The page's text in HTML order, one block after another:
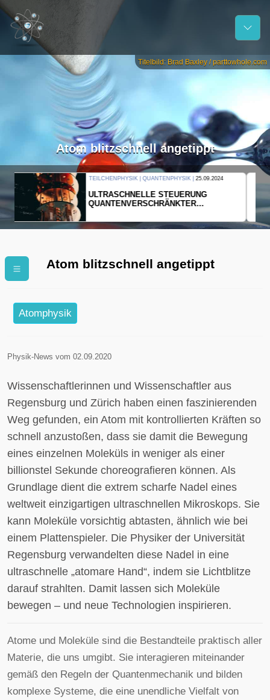
Titelbild: Brad Baxley / parttowhole.com
Atom blitzschnell angetippt
THERMODYNAMIK | WELLENLEHRE |23.09.2024
FORSCHER ERZEUGEN
EINDIMENSIONALES GAS AUS LICHT
Atom blitzschnell angetippt
Atomphysik
Physik-News vom 02.09.2020
Wissenschaftlerinnen und Wissenschaftler aus
Regensburg und Zürich haben einen faszinierenden
Weg gefunden, ein Atom mit kontrollierten Kräften so
schnell anzustoßen, dass sie damit die Bewegung
eines einzelnen Moleküls in weniger als einer
billionstel Sekunde choreografieren können. Als
Grundlage dient die extrem scharfe Nadel eines
weltweit einzigartigen ultraschnellen Mikroskops. Sie
kann Moleküle vorsichtig abtasten, ähnlich wie bei
einem Plattenspieler. Die Physiker der Universität
Regensburg verwandelten diese Nadel in eine
ultraschnelle „atomare Hand“, indem sie Lichtblitze
darauf strahlten. Damit lassen sich Moleküle
bewegen – und neue Technologien inspirieren.
Atome und Moleküle sind die Bestandteile praktisch aller
Materie, die uns umgibt. Sie interagieren miteinander
gemäß den Regeln der Quantenmechanik und bilden
komplexe Systeme, die eine unendliche Vielfalt von